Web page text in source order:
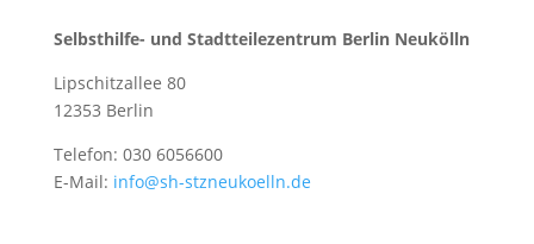
Selbsthilfe- und Stadtteilezentrum Berlin Neukölln
Lipschitzallee 80
12353 Berlin
Telefon: 030 6056600
E-Mail: info@sh-stzneukoelln.de